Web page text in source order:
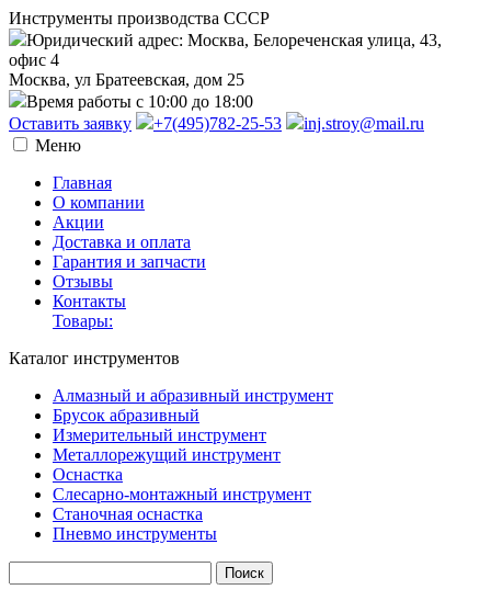
Инструменты производства СССР
Юридический адрес: Москва, Белореченская улица, 43,
офис 4
Москва, ул Братеевская, дом 25
Время работы с 10:00 до 18:00
Оставить заявку
+7(495)782-25-53
inj.stroy@mail.ru
Меню
Главная
О компании
Акции
Доставка и оплата
Гарантия и запчасти
Отзывы
Контакты
Товары:
Каталог инструментов
Алмазный и абразивный инструмент
Брусок абразивный
Измерительный инструмент
Металлорежущий инструмент
Оснастка
Слесарно-монтажный инструмент
Станочная оснастка
Пневмо инструменты